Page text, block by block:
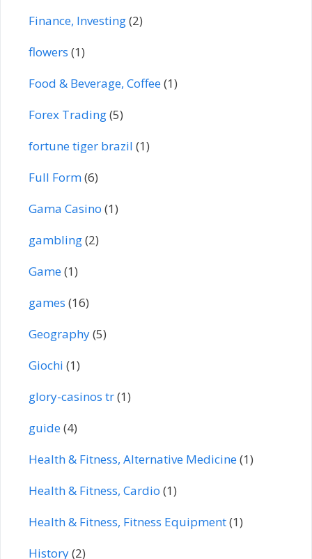
Finance, Investing(2)
flowers (1)
Food & Beverage, Coffee(1)
Forex Trading(5)
fortune tiger brazil (1)
Full Form(6)
Gama Casino (1)
gambling(2)
Game(1)
games (16)
Geography(5)
Giochi (1)
glory-casinos tr(1)
guide(4)
Health & Fitness, Alternative Medicine(1)
Health & Fitness, Cardio (1)
Health & Fitness, Fitness Equipment(1)
History(2)